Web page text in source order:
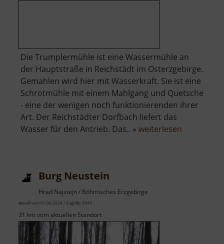
Die Trumplermühle ist eine Wassermühle an
der Hauptstraße in Reichstädt im Osterzgebirge.
Gemahlen wird hier mit Wasserkraft. Sie ist eine
Schrotmühle mit einem Mahlgang und Quetsche
- eine der wenigen noch funktionierenden ihrer
Art. Der Reichstädter Dorfbach liefert das
Wasser für den Antrieb. Das.. » weiterlesen
Burg Neustein
Hrad Najstejn / Böhmisches Erzgebirge
aktuell vom 01.06.2024 / Zugriffe: 9949
31 km vom aktuellen Standort